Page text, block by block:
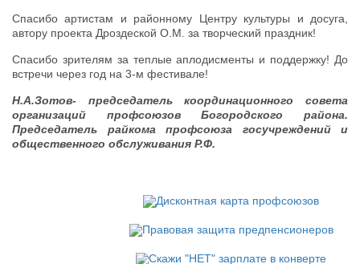
Спасибо артистам и районному Центру культуры и досуга,
автору проекта Дроздеской О.М. за творческий праздник!
Спасибо зрителям за теплые аплодисменты и поддержку! До
встречи через год на 3-м фестивале!
Н.А.Зотов- председатель координационного совета
организаций профсоюзов Богородского района.
Председатель райкома профсоюза госучреждений и
общественного обслуживания Р.Ф.